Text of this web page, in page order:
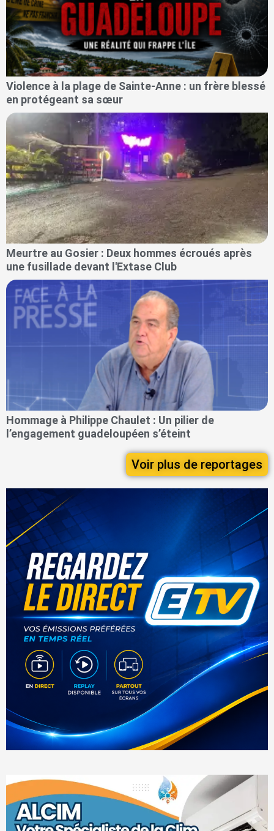
Violence à la plage de Sainte-Anne : un frère blessé
en protégeant sa sœur
Meurtre au Gosier : Deux hommes écroués après
une fusillade devant l'Extase Club
Hommage à Philippe Chaulet : Un pilier de
l’engagement guadeloupéen s’éteint
Voir plus de reportages